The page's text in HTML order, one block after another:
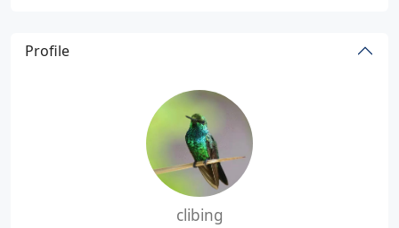
Profile
clibing